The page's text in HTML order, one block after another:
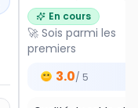
les paysages,
et les activités
En cours
🚀 Sois parmi les
premiers
3.0/ 5